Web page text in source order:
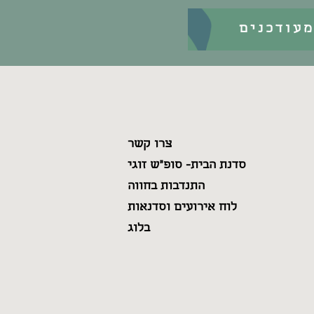
צרו קשר
סדנת הבית- סופ"ש זוגי
התנדבות בחווה
לוח אירועים וסדנאות
בלוג